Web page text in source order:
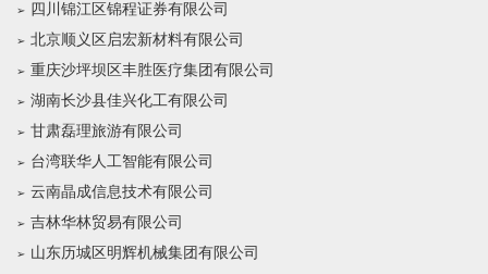
四川锦江区锦程证券有限公司
北京顺义区启宏新材料有限公司
重庆沙坪坝区丰胜医疗集团有限公司
湖南长沙县佳兴化工有限公司
甘肃磊理旅游有限公司
台湾联华人工智能有限公司
云南晶成信息技术有限公司
吉林华林贸易有限公司
山东历城区明辉机械集团有限公司